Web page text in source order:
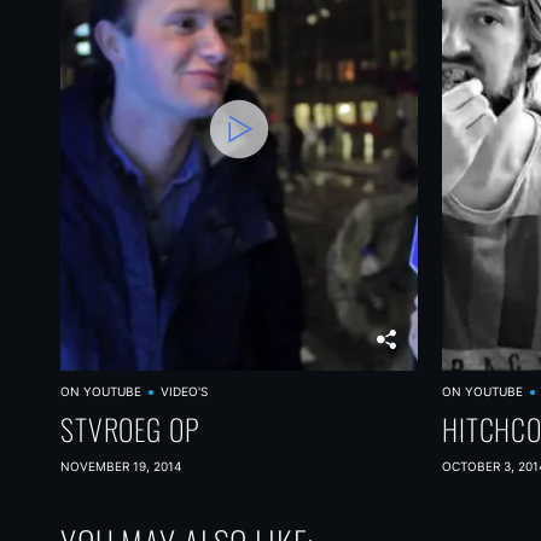
ON YOUTUBE VIDEO'S
STVROEG OP
NOVEMBER 19, 2014
ON YOUTUBE
OCTOBER 3,